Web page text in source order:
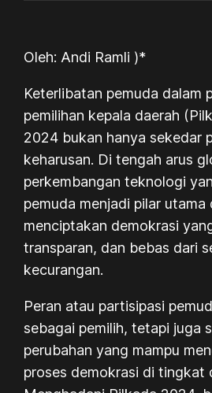
Oleh: Andi Ramli )*
Keterlibatan pemuda dalam
pemilihan kepala daerah
2024 bukan hanya sekedar
keharusan. Di tengah arus
perkembangan teknologi
pemuda menjadi pilar utama
menciptakan demokrasi
transparan, dan bebas dari
kecurangan.
Peran atau partisipasi
sebagai pemilih, tetapi juga
perubahan yang mampu
proses demokrasi di tingkat